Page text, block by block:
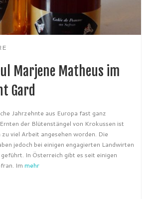
Marjene Matheus im
Gard
Jahrzehnte aus Europa fast ganz
der Blütenstängel von Krokussen ist
viel Arbeit angesehen worden. Die
jedoch bei einigen engagierten Landwirten
In Österreich gibt es seit einigen
Im mehr